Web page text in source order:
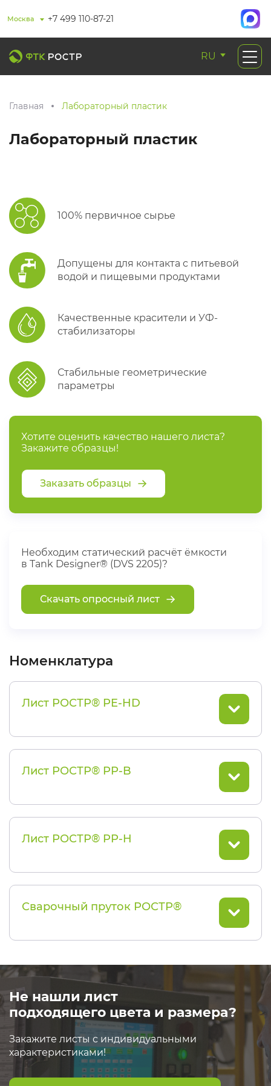
Москва +7 499 110-87-21
RU
Главная Лабораторный пластик
Лабораторный пластик
100% первичное сырье
Допущены для контакта с питьевой
водой и пищевыми продуктами
Качественные красители и УФ-
стабилизаторы
Стабильные геометрические
параметры
Хотите оценить качество нашего листа?
Закажите образцы!
Заказать образцы
Необходим статический расчёт ёмкости
в Tank Designer® (DVS 2205)?
Скачать опросный лист
Номенклатура
Лист РОСТР® PE-HD
Лист РОСТР® PP-B
Лист РОСТР® PP-H
Сварочный пруток РОСТР®
Не нашли лист
подходящего цвета и размера?
Закажите листы с индивидуальными
характеристиками!